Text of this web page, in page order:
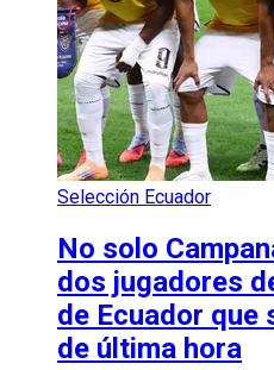
Selección Ecuador
No solo
dos jugadores
de Ecuador que
de última hora